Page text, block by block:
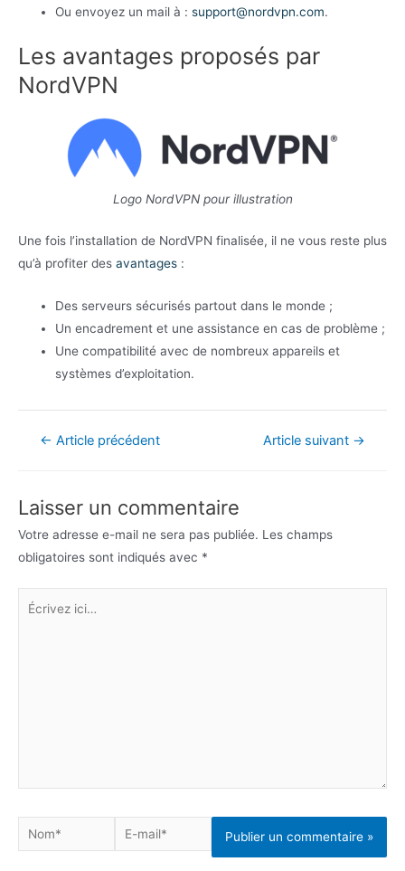
Ou envoyez un mail à : support@nordvpn.com.
Les avantages proposés par
NordVPN
Logo NordVPN pour illustration
Une fois l’installation de NordVPN finalisée, il ne vous reste plus
qu’à profiter des avantages :
Des serveurs sécurisés partout dans le monde ;
Un encadrement et une assistance en cas de problème ;
Une compatibilité avec de nombreux appareils et
systèmes d’exploitation.
Navigation
← Article précédent Article suivant →
Laisser un commentaire
Votre adresse e-mail ne sera pas publiée. Les champs
obligatoires sont indiqués avec *
Écrivez
Nom*
E-
mail*